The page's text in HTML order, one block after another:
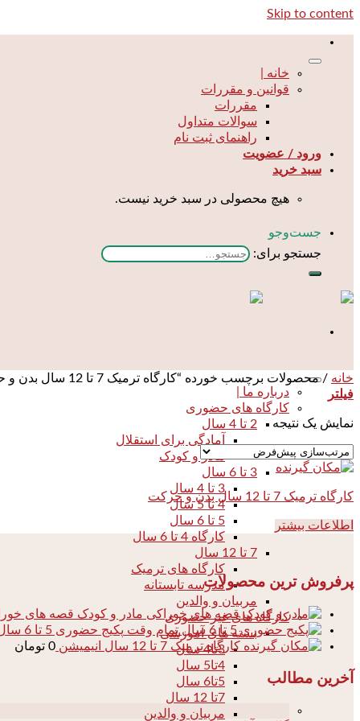
Skip to content
خانه |
قوانین و مقررات
مقررات
سوالات متداول
راهنمای ثبت نام
ورود / عضویت
سبد خرید
هیچ محصولی در سبد خرید نیست.
جست‌و‌جو
جستجو برای:
درباره ما |
کارگاه های حضوری
2 تا 4 سال
آمادگی برای استقلال
مادر و کودک
3 تا 6 سال
3 تا 4 سال
4 تا 5 سال
5 تا 6 سال
کارگاه 4 تا 6 سال
7 تا 12 سال
کارگاه های ترمیک
مدرسه تابستانه
مربیان و والدین
کارگاه های غیر حضوری
بسته های آموزشی
3تا4 سال
4تا5 سال
5تا6 سال
7تا 12 سال
مربیان و والدین
خانه /محصولات برچسب خورده “کارگاه ترمیک 7 تا 12 سال بدن و حرکت”
فیلتر
نمایش یک نتیجه
کارگاه ترمیک 7 تا 12 سال بدن و حرکت
اطلاعات بیشتر
پرفروش ترین محصولات
مادر و کودک قصه های
پکیج حضوری 5 تا 6 سال تمام وقت
کارگاه ترمیک 7 تا 12 سال انیمیشن
0 تومان
آخرین مطالب